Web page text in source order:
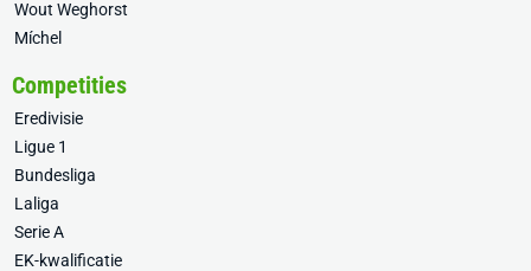
Wout Weghorst
Míchel
Competities
Eredivisie
Ligue 1
Bundesliga
Laliga
Serie A
EK-kwalificatie